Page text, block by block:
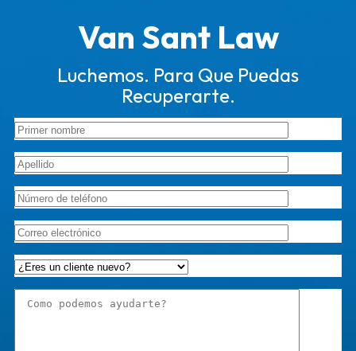
Van Sant Law
Luchemos. Para Que Puedas
Recuperarte.